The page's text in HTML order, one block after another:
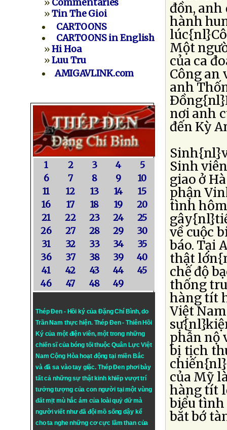
» Commentaries
»Tin The Gioi
CARTOONS
CARTOONS in English
»Hi Hoa
»Luu Tru
AMIGAVLINK.com
1 2 3 4
5
6
7 8 9
10
11
12 13 14
15
16
17 18 19
20
21
22 23 24
25
26
27 28 29
30
31
32 33 34
35
36
37 38 39
40
41
42 43 44
45
46
47 48 49
Thép Đen - Hồi ký của Đặng Chí Bình, do
Trần Nam thực hiện. Thép Đen- Thiên Hồi
Ký của một điện viên, một trong những
chiến sĩ của bóng tối thuộc Quân Lực Việt
Nam Cộng Hòa hoạt động tại miền Bắc
và đã sa vào tay giặc. Thép Đen phơi bày
tất cả những sự thật kinh khiếp vượt trí
tưởng tượng của con người tại một vùng
đất mịt mù hắc ám của loài quỷ dữ mà
người viết như đã đội mồ sống dậy kể
cho ta nghe những cơ cực lầm than của
đồn,
hành
Một
của ca
Công an
anh
nơi anh
đến Kỳ
Sinh
giao ở
phận
tình
về cuộc
báo. Tại
thật
chế độ
thống
hàng tít
Việt
phẫn nộ
bị tịch
của Mỹ
hàng tít
biểu tình
bắt bớ